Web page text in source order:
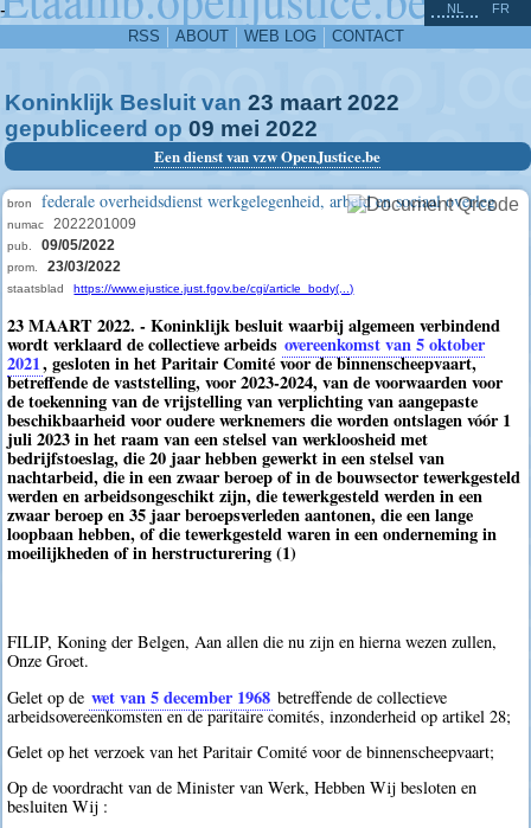
-
RSS ABOUT WEB LOG CONTACT
NL FR
Koninklijk Besluit van 23 maart 2022
gepubliceerd op 09 mei 2022
Een dienst van vzw OpenJustice.be
bron federale overheidsdienst werkgelegenheid, arbeid en sociaal overleg
numac 2022201009
pub. 09/05/2022
prom. 23/03/2022
staatsblad https://www.ejustice.just.fgov.be/cgi/article_body(...)
23 MAART 2022. - Koninklijk besluit waarbij algemeen verbindend
wordt verklaard de collectieve arbeids overeenkomst van 5 oktober
2021, gesloten in het Paritair Comité voor de binnenscheepvaart,
betreffende de vaststelling, voor 2023-2024, van de voorwaarden voor
de toekenning van de vrijstelling van verplichting van aangepaste
beschikbaarheid voor oudere werknemers die worden ontslagen vóór 1
juli 2023 in het raam van een stelsel van werkloosheid met
bedrijfstoeslag, die 20 jaar hebben gewerkt in een stelsel van
nachtarbeid, die in een zwaar beroep of in de bouwsector tewerkgesteld
werden en arbeidsongeschikt zijn, die tewerkgesteld werden in een
zwaar beroep en 35 jaar beroepsverleden aantonen, die een lange
loopbaan hebben, of die tewerkgesteld waren in een onderneming in
moeilijkheden of in herstructurering (1)
FILIP, Koning der Belgen, Aan allen die nu zijn en hierna wezen zullen,
Onze Groet.
Gelet op de wet van 5 december 1968 betreffende de collectieve
arbeidsovereenkomsten en de paritaire comités, inzonderheid op artikel 28;
Gelet op het verzoek van het Paritair Comité voor de binnenscheepvaart;
Op de voordracht van de Minister van Werk, Hebben Wij besloten en
besluiten Wij :
^